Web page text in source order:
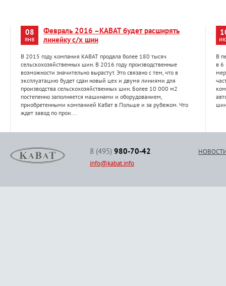
08
янв
Февраль 2016 –KABAT будет расширять
линейку с/х шин
В 2015 году компания KABAT продала более 180 тысяч
сельскохозяйственных шин. В 2016 году производственные
возможности значительно вырастут. Это связано с тем, что в
эксплуатацию будет сдан новый цех и двумя линиями для
производства сельскохозяйственных шин. Более 10 000 м2
постепенно заполняется машинами и оборудованием,
приобретенными компанией Кабат в Польше и за рубежом. Что
ждет завод по прои...
В
в 6
8 (495) 980-70-42
info@kabat.info